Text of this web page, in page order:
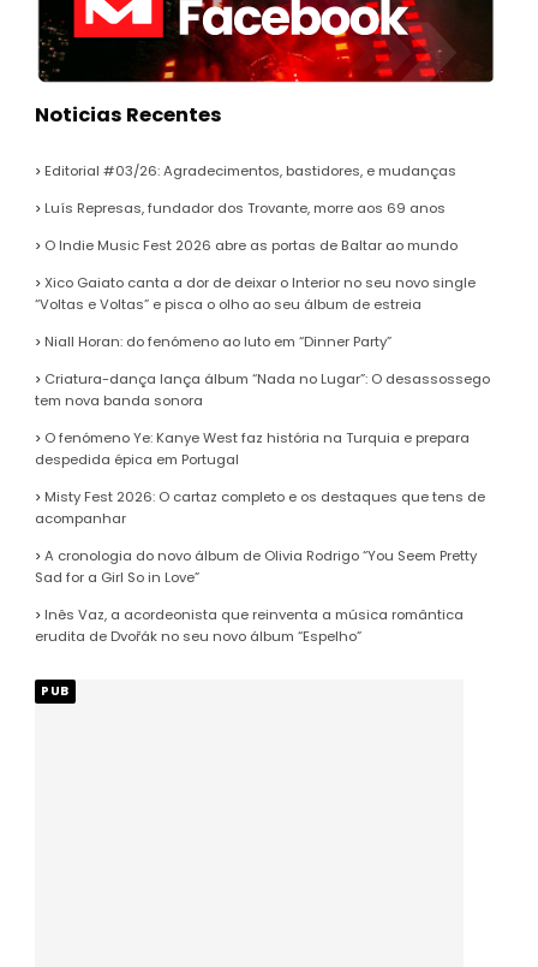
Noticias Recentes
Editorial #03/26: Agradecimentos, bastidores, e mudanças
Luís Represas, fundador dos Trovante, morre aos 69 anos
O Indie Music Fest 2026 abre as portas de Baltar ao mundo
Xico Gaiato canta a dor de deixar o Interior no seu novo single
“Voltas e Voltas” e pisca o olho ao seu álbum de estreia
Niall Horan: do fenómeno ao luto em “Dinner Party”
Criatura-dança lança álbum “Nada no Lugar”: O desassossego
tem nova banda sonora
O fenómeno Ye: Kanye West faz história na Turquia e prepara
despedida épica em Portugal
Misty Fest 2026: O cartaz completo e os destaques que tens de
acompanhar
A cronologia do novo álbum de Olivia Rodrigo “You Seem Pretty
Sad for a Girl So in Love”
Inês Vaz, a acordeonista que reinventa a música romântica
erudita de Dvořák no seu novo álbum “Espelho”
PUB